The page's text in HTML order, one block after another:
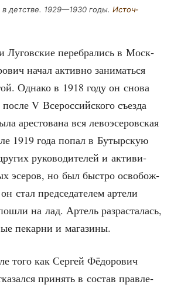
в дет­стве. 1929—1930 годы. Источ­
Лугов­ские пере­бра­лись в Моск­
начал актив­но зани­мать­ся
Одна­ко в 1918 году он сно­ва
после V Все­рос­сий­ско­го съез­да
аре­сто­ва­на вся лево­э­се­ров­ская
1919 года попал в Бутыр­скую
руко­во­ди­те­лей и акти­ви­
эсе­ров, но был быст­ро осво­бож­
стал пред­се­да­те­лем арте­ли
на лад. Артель раз­рас­та­лась,
пекар­ни и магазины.
того как Сер­гей Фёдо­ро­вич
при­нять в состав прав­ле­